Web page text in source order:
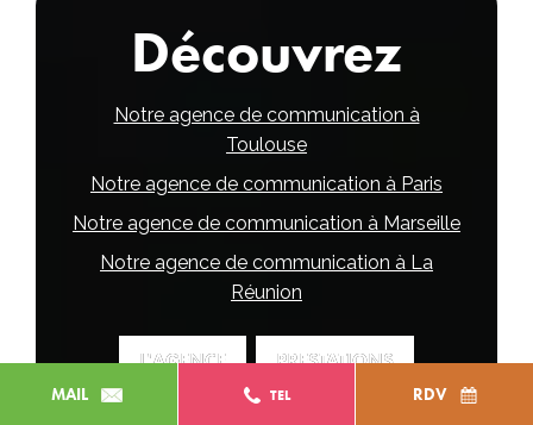
MAIL TEL RDV
Découvrez
Notre agence de communication à
Toulouse
Notre agence de communication à Paris
Notre agence de communication à Marseille
Notre agence de communication à La
Réunion
L'AGENCE
L'AGENCE PRESTATIONS
PRESTATIONS